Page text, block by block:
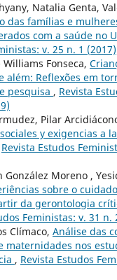
Natalia Genta,
das famílias e
com a saúde no
v. 25 n. 1 (2017)
Fonseca,
além: Reflexões em
pesquisa , Revista
Pilar
y exigencias a
Revista Estudos
González Moreno ,
sobre o
da gerontologia
Feministas: v. 31 n.
Clímaco, Análise das
maternidades nos
, Revista Estudos